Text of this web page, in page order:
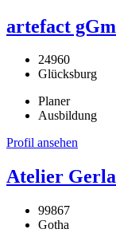
artefact
24960
Glücksburg
Planer
Ausbildung
Profil ansehen
Atelier
99867
Gotha